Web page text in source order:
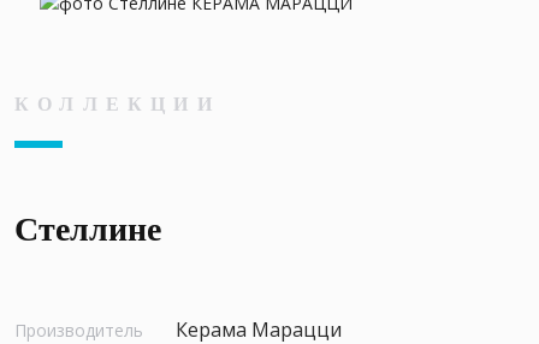
КОЛЛЕКЦИИ
Стеллине
Производитель Керама Марацци